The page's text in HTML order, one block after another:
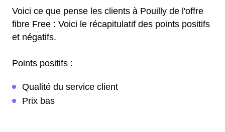
Voici ce que pense les clients à Pouilly de l'offre
fibre Free : Voici le récapitulatif des points positifs
et négatifs.
Points positifs :
Qualité du service client
Prix bas